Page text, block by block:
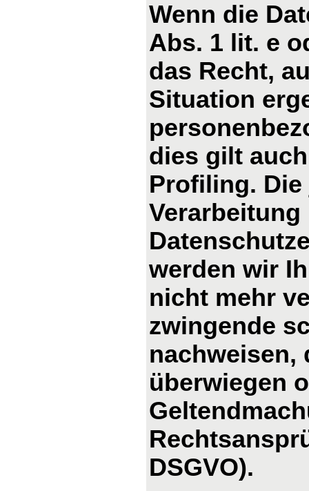
Wenn die
Abs. 1 lit. e
das Recht,
Situation
dies gilt
Profiling.
werden wir
nicht mehr
zwingende
nachweisen,
überwiegen
DSGVO).